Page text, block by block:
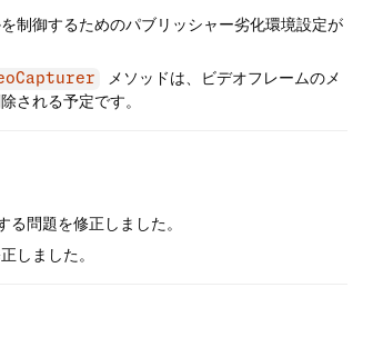
制御するためのパブリッシャー劣化環境設定が
メソッドは、ビデオフレームのメ
される予定です。
問題を修正しました。
しました。